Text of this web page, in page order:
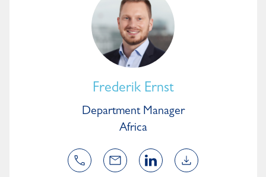
Frederik Ernst
Department Manager
Africa